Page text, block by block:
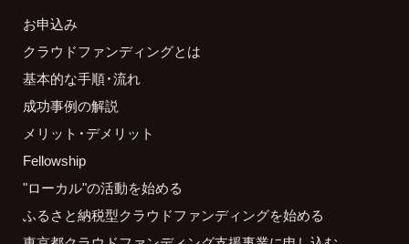
お申込み
クラウドファンディングとは
基本的な手順・流れ
成功事例の解説
メリット・デメリット
Fellowship
"ローカル"の活動を始める
ふるさと納税型クラウドファンディングを始める